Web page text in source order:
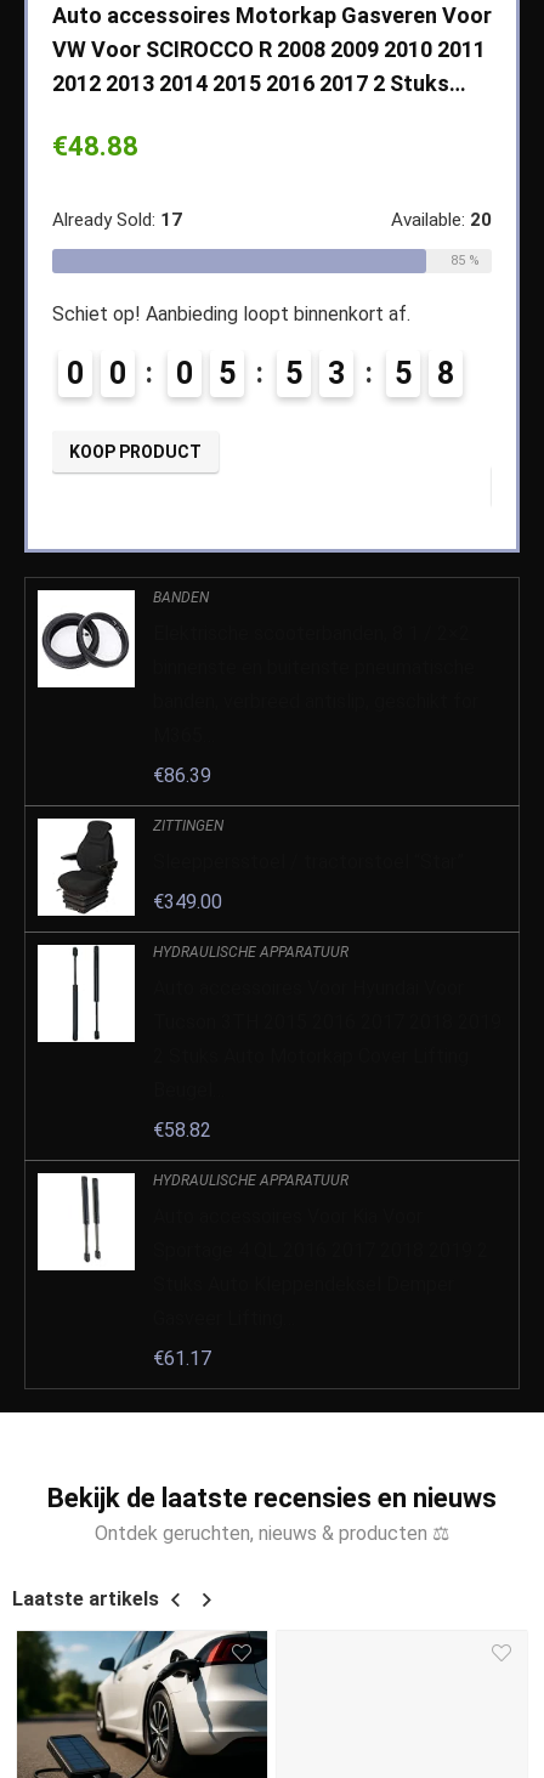
Auto accessoires Motorkap Gasveren Voor
VW Voor SCIROCCO R 2008 2009 2010 2011
2012 2013 2014 2015 2016 2017 2 Stuks…
€48.88
Already Sold: 17 Available: 20
85 %
Schiet op! Aanbieding loopt binnenkort af.
0 0 0 5 5 3 5
7
KOOP PRODUCT
BANDEN
€86.39
ZITTINGEN
€349.00
HYDRAULISCHE APPARATUUR
€58.82
HYDRAULISCHE APPARATUUR
€61.17
Bekijk de laatste recensies en nieuws
Ontdek geruchten, nieuws & producten ⚖
Laatste artikels